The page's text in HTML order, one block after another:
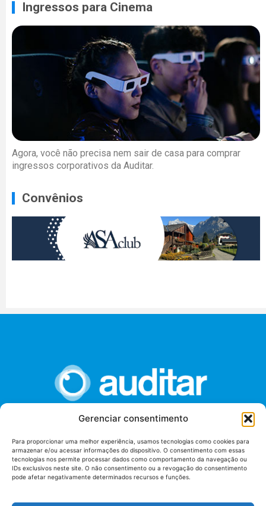
Gerenciar consentimento
Para proporcionar uma melhor experiência, usamos tecnologias como cookies para
armazenar e/ou acessar informações do dispositivo. O consentimento com essas
tecnologias nos permite processar dados como comportamento da navegação ou
IDs exclusivos neste site. O não consentimento ou a revogação do consentimento
pode afetar negativamente determinados recursos e funções.
Ingressos para Cinema
Agora, você não precisa nem sair de casa para comprar
ingressos corporativos da Auditar.
Convênios
União dos Auditores Federais de Controle Externo -
AUDITAR
Setor de Administração Federal Sul (SAF/Sul), Qd. 04, Lt. 01
Edifício Anexo II